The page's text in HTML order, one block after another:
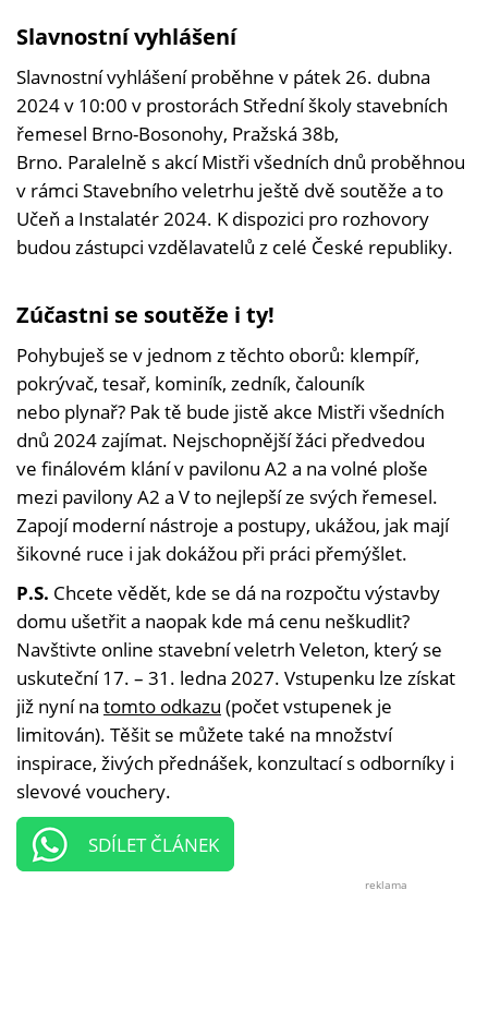
Slavnostní vyhlášení
Slavnostní vyhlášení proběhne v pátek 26. dubna
2024 v 10:00 v prostorách Střední školy stavebních
řemesel Brno-Bosonohy, Pražská 38b,
Brno. Paralelně s akcí Mistři všedních dnů proběhnou
v rámci Stavebního veletrhu ještě dvě soutěže a to
Učeň a Instalatér 2024. K dispozici pro rozhovory
budou zástupci vzdělavatelů z celé České republiky.
Zúčastni se soutěže i ty!
Pohybuješ se v jednom z těchto oborů: klempíř,
pokrývač, tesař, kominík, zedník, čalouník
nebo plynař? Pak tě bude jistě akce Mistři všedních
dnů 2024 zajímat. Nejschopnější žáci předvedou
ve finálovém klání v pavilonu A2 a na volné ploše
mezi pavilony A2 a V to nejlepší ze svých řemesel.
Zapojí moderní nástroje a postupy, ukážou, jak mají
šikovné ruce i jak dokážou při práci přemýšlet.
P.S. Chcete vědět, kde se dá na rozpočtu výstavby
domu ušetřit a naopak kde má cenu neškudlit?
Navštivte online stavební veletrh Veleton, který se
uskuteční 17. – 31. ledna 2027. Vstupenku lze získat
již nyní na tomto odkazu (počet vstupenek je
limitován). Těšit se můžete také na množství
inspirace, živých přednášek, konzultací s odborníky i
slevové vouchery.
SDÍLET ČLÁNEK
reklama